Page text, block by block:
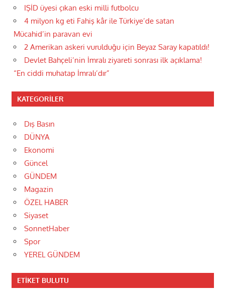
IŞİD üyesi çıkan eski milli futbolcu
4 milyon kg eti Fahiş kâr ile Türkiye’de satan
Mücahid’in paravan evi
2 Amerikan askeri vurulduğu için Beyaz Saray kapatıldı!
Devlet Bahçeli’nin İmralı ziyareti sonrası ilk açıklama!
“En ciddi muhatap İmralı’dır”
KATEGORILER
Dış Basın
DÜNYA
Ekonomi
Güncel
GÜNDEM
Magazin
ÖZEL HABER
Siyaset
SonnetHaber
Spor
YEREL GÜNDEM
ETIKET BULUTU